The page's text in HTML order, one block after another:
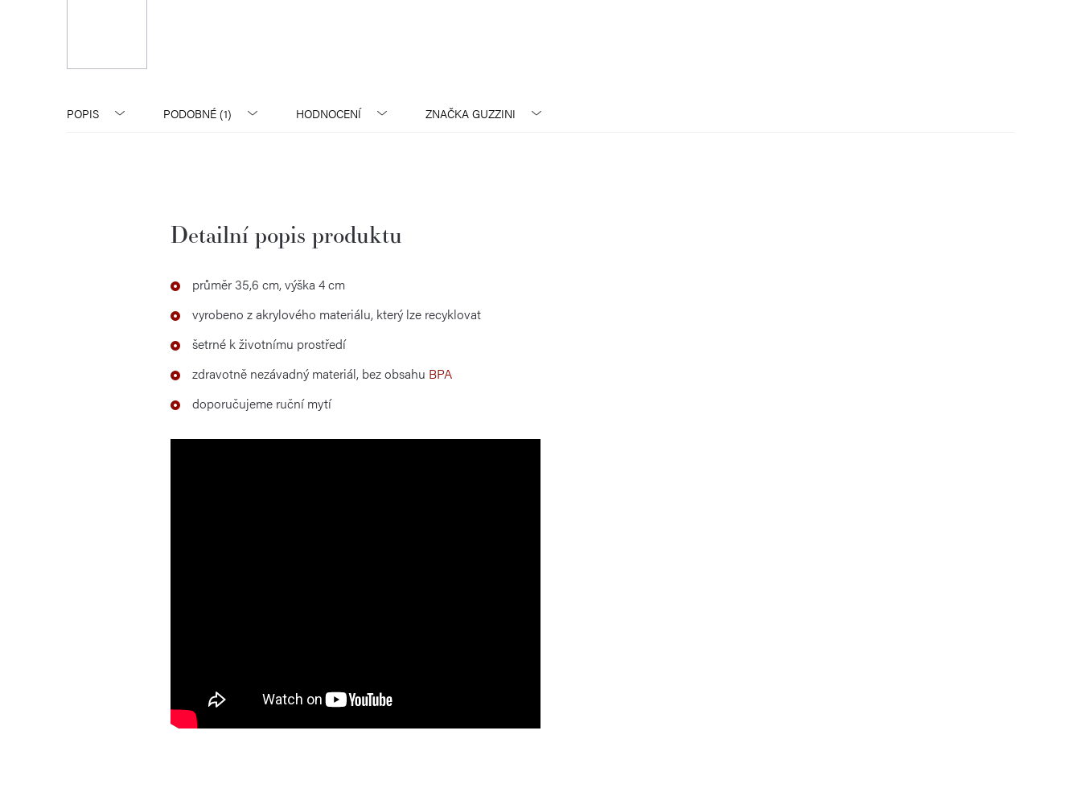
POPIS PODOBNÉ (1) HODNOCENÍ ZNAČKA GUZZINI
Detailní popis produktu
průměr 35,6 cm, výška 4 cm
vyrobeno z akrylového materiálu, který lze recyklovat
šetrné k životnímu prostředí
zdravotně nezávadný materiál, bez obsahu BPA
doporučujeme ruční mytí